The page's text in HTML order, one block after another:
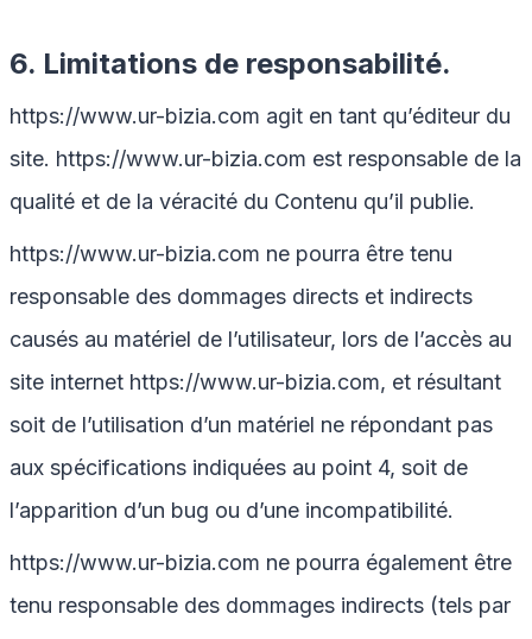
6. Limitations de responsabilité.
https://www.ur-bizia.com agit en tant qu’éditeur du
site. https://www.ur-bizia.com est responsable de la
qualité et de la véracité du Contenu qu’il publie.
https://www.ur-bizia.com ne pourra être tenu
responsable des dommages directs et indirects
causés au matériel de l’utilisateur, lors de l’accès au
site internet https://www.ur-bizia.com, et résultant
soit de l’utilisation d’un matériel ne répondant pas
aux spécifications indiquées au point 4, soit de
l’apparition d’un bug ou d’une incompatibilité.
https://www.ur-bizia.com ne pourra également être
tenu responsable des dommages indirects (tels par